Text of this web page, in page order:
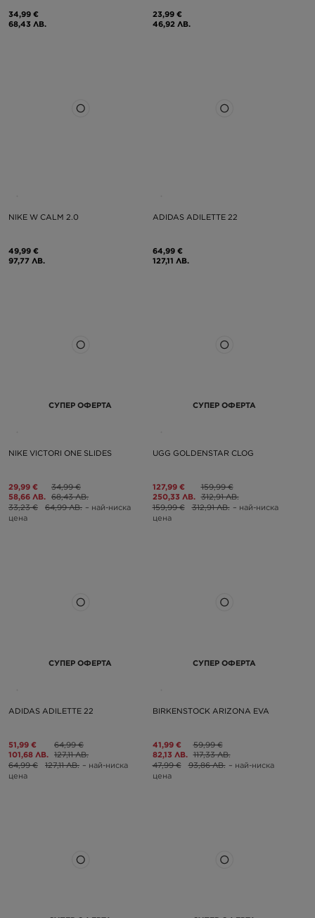
34,99 €
68,43 ЛВ.
23,99 €
46,92 ЛВ.
NIKE W CALM 2.0
49,99 €
97,77 ЛВ.
ADIDAS ADILETTE 22
64,99 €
127,11 ЛВ.
СУПЕР ОФЕРТА
NIKE VICTORI ONE SLIDES
29,99 €
58,66 ЛВ.
34,99 €
68,43 ЛВ.
33,23 €
64,99 ЛВ. – най-ниска
цена
СУПЕР ОФЕРТА
UGG GOLDENSTAR CLOG
127,99 €
250,33 ЛВ.
159,99 €
312,91 ЛВ.
159,99 €
312,91 ЛВ. – най-ниска
цена
СУПЕР ОФЕРТА
ADIDAS ADILETTE 22
51,99 €
101,68 ЛВ.
64,99 €
127,11 ЛВ.
64,99 €
127,11 ЛВ. – най-ниска
цена
СУПЕР ОФЕРТА
BIRKENSTOCK ARIZONA EVA
41,99 €
82,13 ЛВ.
59,99 €
117,33 ЛВ.
47,99 €
93,86 ЛВ. – най-ниска
цена